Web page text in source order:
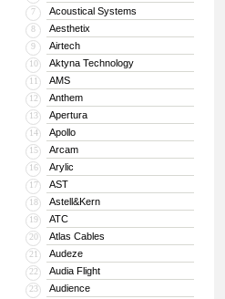
7 Acoustical Systems
8 Aesthetix
9 Airtech
10 Aktyna Technology
11 AMS
12 Anthem
13 Apertura
14 Apollo
15 Arcam
16 Arylic
17 AST
18 Astell&Kern
19 ATC
20 Atlas Cables
21 Audeze
22 Audia Flight
23 Audience